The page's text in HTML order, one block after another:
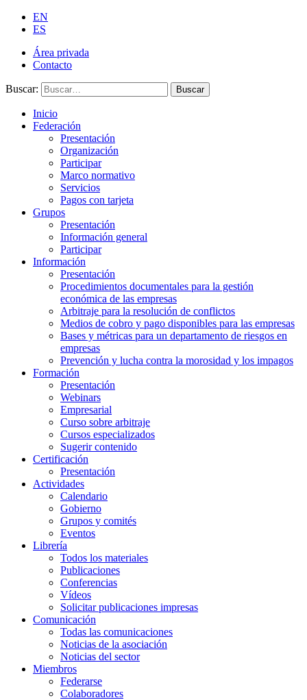
EN
ES
Área privada
Contacto
Buscar: Buscar
Inicio
Federación
Presentación
Organización
Participar
Marco normativo
Servicios
Pagos con tarjeta
Grupos
Presentación
Información general
Participar
Información
Presentación
Procedimientos documentales para la gestión
económica de las empresas
Arbitraje para la resolución de conflictos
Medios de cobro y pago disponibles para las empresas
Bases y métricas para un departamento de riesgos en
empresas
Prevención y lucha contra la morosidad y los impagos
Formación
Presentación
Webinars
Empresarial
Curso sobre arbitraje
Cursos especializados
Sugerir contenido
Certificación
Presentación
Actividades
Calendario
Gobierno
Grupos y comités
Eventos
Librería
Todos los materiales
Publicaciones
Conferencias
Vídeos
Solicitar publicaciones impresas
Comunicación
Todas las comunicaciones
Noticias de la asociación
Noticias del sector
Miembros
Federarse
Colaboradores